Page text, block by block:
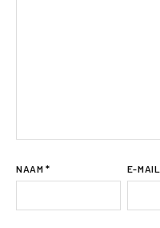
NAAM * E-MAIL